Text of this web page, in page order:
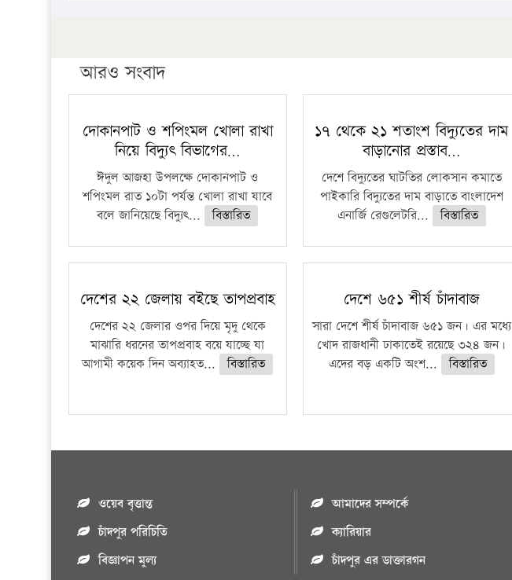
আরও সংবাদ
দোকানপাট ও শপিংমল খোলা রাখা
নিয়ে বিদ্যুৎ বিভাগের…
ঈদুল আজহা উপলক্ষে দোকানপাট ও
শপিংমল রাত ১০টা পর্যন্ত খোলা রাখা যাবে
বলে জানিয়েছে বিদ্যুৎ...
বিস্তারিত
১৭ থেকে ২১ শতাংশ বিদ্যুতের দাম
বাড়ানোর প্রস্তাব…
দেশে বিদ্যুতের ঘাটতির লোকসান কমাতে
পাইকারি বিদ্যুতের দাম বাড়াতে বাংলাদেশ
এনার্জি রেগুলেটরি...
বিস্তারিত
দেশের ২২ জেলায় বইছে তাপপ্রবাহ
দেশের ২২ জেলার ওপর দিয়ে মৃদু থেকে
মাঝারি ধরনের তাপপ্রবাহ বয়ে যাচ্ছে যা
আগামী কয়েক দিন অব্যাহত...
বিস্তারিত
দেশে ৬৫১ শীর্ষ চাঁদাবাজ
সারা দেশে শীর্ষ চাঁদাবাজ ৬৫১ জন। এর মধ্যে
খোদ রাজধানী ঢাকাতেই রয়েছে ৩২৪ জন।
এদের বড় একটি অংশ...
বিস্তারিত
ওয়েব বৃত্তান্ত
চাঁদপুর পরিচিতি
বিজ্ঞাপন মুল্য
আমাদের সম্পর্কে
ক্যারিয়ার
চাঁদপুর এর ডাক্তারগন